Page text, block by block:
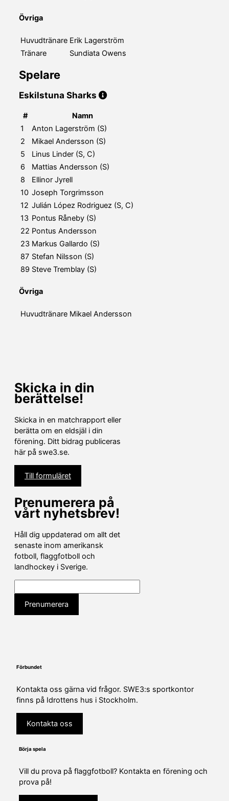
Övriga
Huvudtränare Erik Lagerström
Tränare
Sundiata Owens
Spelare
Eskilstuna Sharks
#
Namn
1
Anton Lagerström (S)
2
Mikael Andersson (S)
5
Linus Linder (S, C)
6
Mattias Andersson (S)
8
Ellinor Jyrell
10 Joseph Torgrimsson
12 Julián López Rodriguez (S, C)
13 Pontus Råneby (S)
22 Pontus Andersson
23 Markus Gallardo (S)
87 Stefan Nilsson (S)
89 Steve Tremblay (S)
Övriga
Huvudtränare Mikael Andersson
Skicka in din
berättelse!
Skicka in en matchrapport eller
berätta om en eldsjäl i din
förening. Ditt bidrag publiceras
här på swe3.se.
Till formuläret
Prenumerera på
vårt nyhetsbrev!
Håll dig uppdaterad om allt det
senaste inom amerikansk
fotboll, flaggfotboll och
landhockey i Sverige.
Förbundet
Kontakta oss gärna vid frågor. SWE3:s sportkontor
finns på Idrottens hus i Stockholm.
Kontakta oss
Börja spela
Vill du prova på flaggfotboll? Kontakta en förening och
prova på!